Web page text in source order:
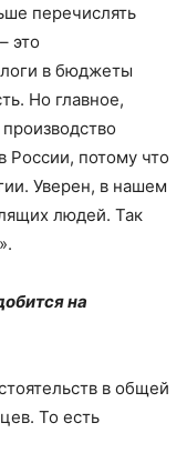
перечислять
это
в бюджеты
Но главное,
России, потому что
Уверен, в нашем
людей. Так
на
в общей
То есть